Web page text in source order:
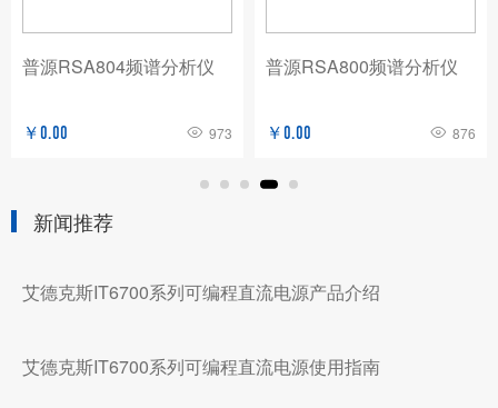
普源RSA804频谱分析仪
￥0.00 973
普源RSA800频谱分析仪
￥0.00 876
新闻推荐
艾德克斯IT6700系列可编程直流电源产品介绍
艾德克斯IT6700系列可编程直流电源使用指南